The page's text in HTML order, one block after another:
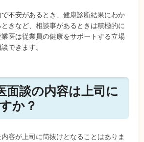
不安があるとき、健康診断結果にわか
きなど、相談事があるときは積極的に
医は従業員の健康をサポートする立場
できます。
面談の内容は上司に
か？
容が上司に筒抜けとなることはありま